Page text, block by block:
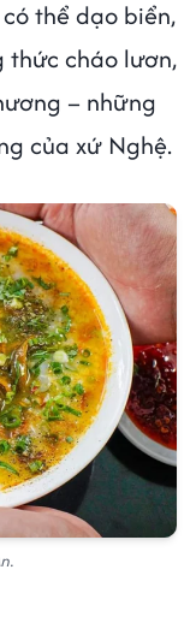
thể dạo biển,
thức cháo lươn,
– những
của xứ Nghệ.